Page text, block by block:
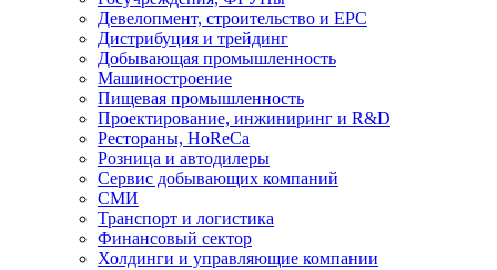
Девелопмент, строительство и EPC
Дистрибуция и трейдинг
Добывающая промышленность
Машиностроение
Пищевая промышленность
Проектирование, инжиниринг и R&D
Рестораны, HoReCa
Розница и автодилеры
Сервис добывающих компаний
СМИ
Транспорт и логистика
Финансовый сектор
Холдинги и управляющие компании